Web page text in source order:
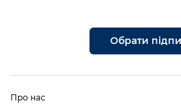
Обрати
Про нас